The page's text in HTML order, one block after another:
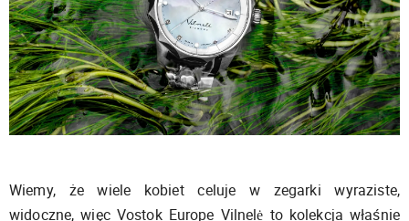
Wiemy, że wiele kobiet celuje w zegarki wyraziste,
widoczne, więc Vostok Europe Vilnelė to kolekcja właśnie